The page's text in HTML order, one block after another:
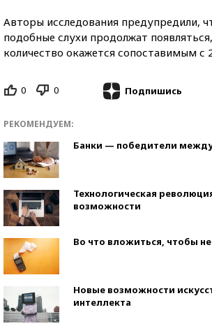
Авторы исследования предупредили,
подобные слухи продолжат
количество окажется сопоставимым с
0 0 Подпишись
РЕКОМЕНДУЕМ:
Банки — победители
Технологическая
возможности
Во что вложиться, чтобы
Новые возможности
интеллекта